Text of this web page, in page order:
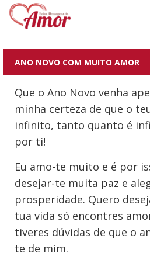
ANO NOVO COM MUITO AMOR
Que o Ano Novo venha
minha certeza de que o
infinito, tanto quanto é
por ti!
Eu amo-te muito e é por
desejar-te muita paz e
prosperidade. Quero
tua vida só encontres
tiveres dúvidas de que o
te de mim.